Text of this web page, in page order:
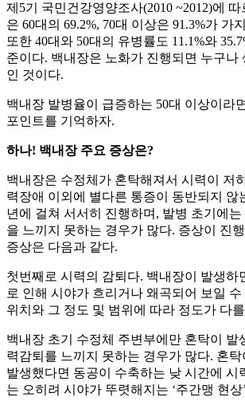
제5기 국민건강영양조사(2010 ~2012)에
은 60대의 69.2%, 70대 이상은 91.3%가 가
또한 40대와 50대의 유병률도 11.1%와
준이다. 백내장은 노화가 진행되면 누구나
인 것이다.
백내장 발병율이 급증하는 50대 이상이라
포인트를 기억하자.
하나! 백내장 주요 증상은?
백내장은 수정체가 혼탁해져서 시력이 저
력장애 이외에 별다른 통증이 동반되지 않
년에 걸쳐 서서히 진행하며, 발병 초기에
을 느끼지 못하는 경우가 많다. 증상이 진
증상은 다음과 같다.
첫번째로 시력의 감퇴다. 백내장이 발생하
로 인해 시야가 흐리거나 왜곡되어 보일
위치와 그 정도 및 범위에 따라 정도가 다
백내장 초기 수정체 주변부에만 혼탁이 발
력감퇴를 느끼지 못하는 경우가 많다. 혼탁
발생했다면 동공이 수축하는 낮 시간에 시
는 오히려 시야가 뚜렷해지는 ‘주간맹 현